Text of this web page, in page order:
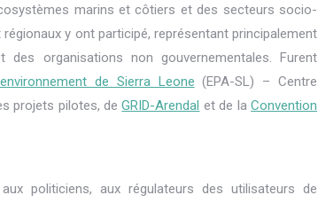
marins et côtiers et des secteurs socio-
y ont participé, représentant principalement
organisations non gouvernementales. Furent
de Sierra Leone (EPA-SL) – Centre
projets pilotes, deGRID-Arendal et de laConvention
politiciens, aux régulateurs des utilisateurs de